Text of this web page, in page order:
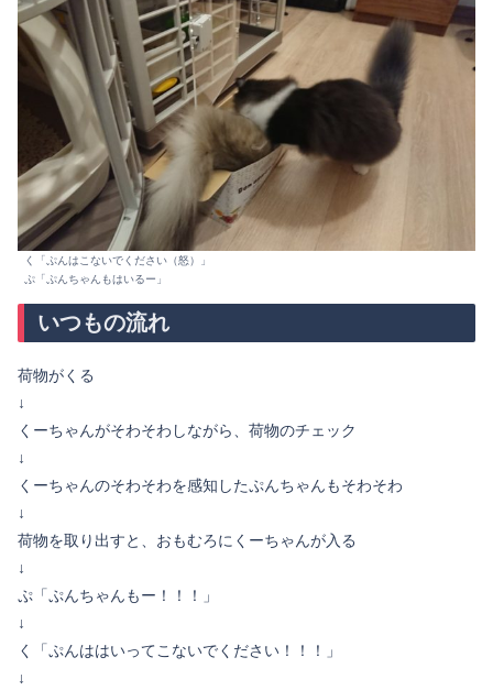
く「ぷんはこないでください（怒）」
ぷ「ぷんちゃんもはいるー」
いつもの流れ
荷物がくる
↓
くーちゃんがそわそわしながら、荷物のチェック
↓
くーちゃんのそわそわを感知したぷんちゃんもそわそわ
↓
荷物を取り出すと、おもむろにくーちゃんが入る
↓
ぷ「ぷんちゃんもー！！！」
↓
く「ぷんははいってこないでください！！！」
↓